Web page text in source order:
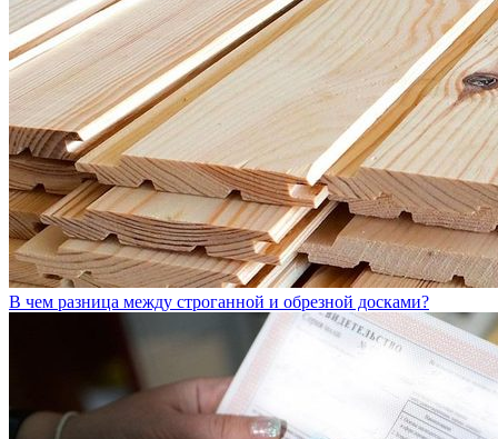
В чем разница между строганной и обрезной досками?